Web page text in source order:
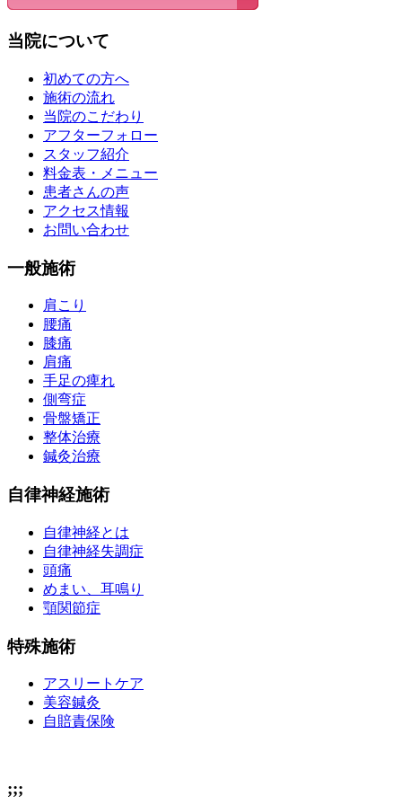
当院について
初めての方へ
施術の流れ
当院のこだわり
アフターフォロー
スタッフ紹介
料金表・メニュー
患者さんの声
アクセス情報
お問い合わせ
一般施術
肩こり
腰痛
膝痛
肩痛
手足の痺れ
側弯症
骨盤矯正
整体治療
鍼灸治療
自律神経施術
自律神経とは
自律神経失調症
頭痛
めまい、耳鳴り
顎関節症
特殊施術
アスリートケア
美容鍼灸
自賠責保険
;;;